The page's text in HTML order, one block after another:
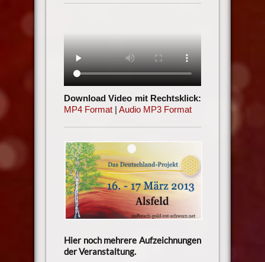
Download Video mit Rechtsklick:
MP4 Format| Audio MP3 Format
Hier noch mehrere Aufzeichnungen
der Veranstaltung.